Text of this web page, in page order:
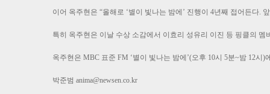
이어 옥주현은 “올해로 ‘별이 빛나는 밤에’ 진행이 4년째 접어든다.
특히 옥주현은 이날 수상 소감에서 이효리 성유리 이진 등 핑클의
옥주현은 MBC 표준 FM ‘별이 빛나는 밤에’(오후 10시 5분~밤 12시
박준범anima@newsen.co.kr